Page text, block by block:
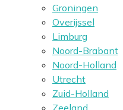
Groningen
Overijssel
Limburg
Noord-Brabant
Noord-Holland
Utrecht
Zuid-Holland
Zeeland